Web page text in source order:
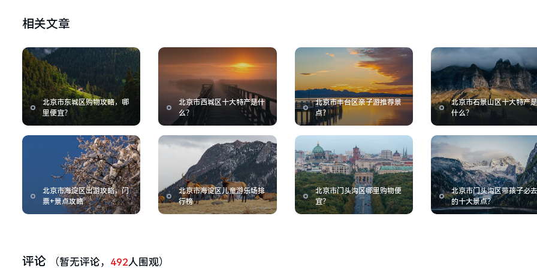
相关文章
北京市东城区购物攻略，哪
里便宜？
北京市西城区十大特产是什
么？
北京市丰台区亲子游推荐景
点？
北京市石景山区十大特产是
什么？
北京市海淀区出游攻略，门
票+景点攻略
北京市海淀区儿童游乐场排
行榜
北京市门头沟区哪里购物便
宜？
北京市门头沟区带孩子必去
的十大景点？
评论 （暂无评论， 492人围观）